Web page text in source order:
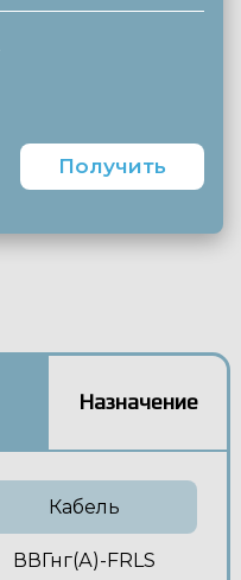
Получить
Назначение
Кабель
ВВГнг(А)-FRLS